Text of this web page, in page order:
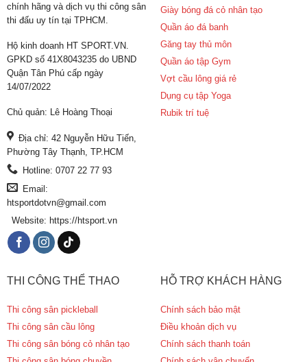
chính hãng và dịch vụ thi công sân
thi đấu uy tín tại TPHCM.
Hộ kinh doanh HT SPORT.VN.
GPKD số 41X8043235 do UBND
Quận Tân Phú cấp ngày
14/07/2022
Chủ quản: Lê Hoàng Thoại
Địa chỉ: 42 Nguyễn Hữu Tiến,
Phường Tây Thạnh, TP.HCM
Hotline: 0707 22 77 93
Email:
htsportdotvn@gmail.com
Website: https://htsport.vn
Giày bóng đá cỏ nhân tạo
Quần áo đá banh
Găng tay thủ môn
Quần áo tập Gym
Vợt cầu lông giá rẻ
Dụng cụ tập Yoga
Rubik trí tuệ
THI CÔNG THỂ THAO
Thi công sân pickleball
Thi công sân cầu lông
Thi công sân bóng cỏ nhân tạo
HỖ TRỢ KHÁCH HÀNG
Chính sách bảo mật
Điều khoản dịch vụ
Chính sách thanh toán